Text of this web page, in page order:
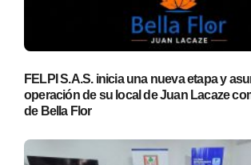
FELPI S.A.S. inicia una nueva etapa y
operación de su local de Juan Lacaze
de Bella Flor